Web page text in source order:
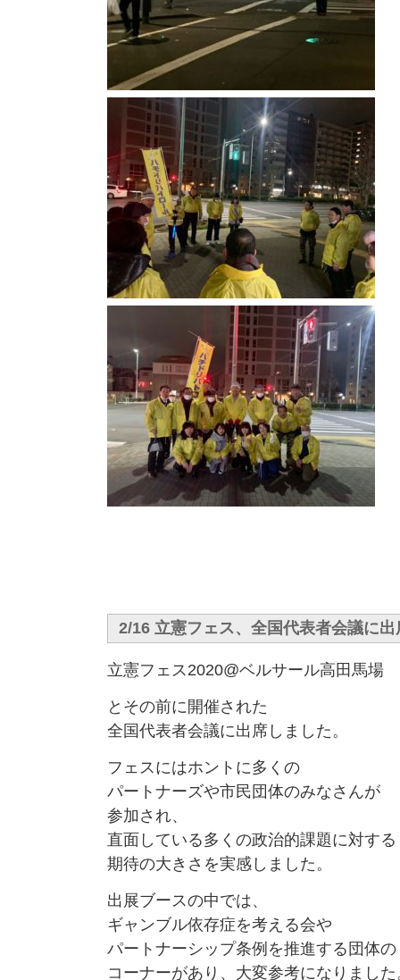
2/16 立憲フェス、全国代表者会議に出
立憲フェス2020@ベルサール高田馬場
とその前に開催された
全国代表者会議に出席しました。
フェスにはホントに多くの
パートナーズや市民団体のみなさんが
参加され、
直面している多くの政治的課題に対する
期待の大きさを実感しました。
出展ブースの中では、
ギャンブル依存症を考える会や
パートナーシップ条例を推進する団体の
コーナーがあり、大変参考になりました